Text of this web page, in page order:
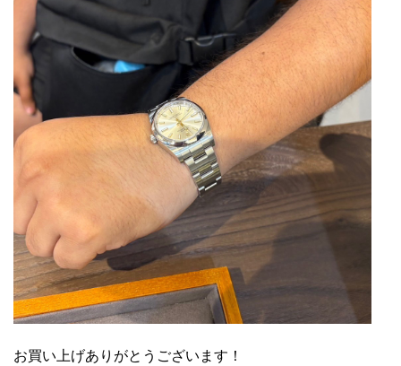
お買い上げありがとうございます！